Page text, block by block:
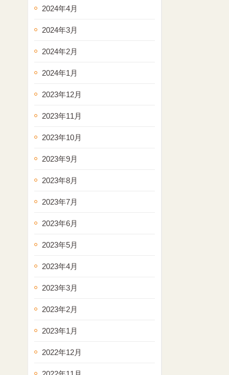
2024年4月
2024年3月
2024年2月
2024年1月
2023年12月
2023年11月
2023年10月
2023年9月
2023年8月
2023年7月
2023年6月
2023年5月
2023年4月
2023年3月
2023年2月
2023年1月
2022年12月